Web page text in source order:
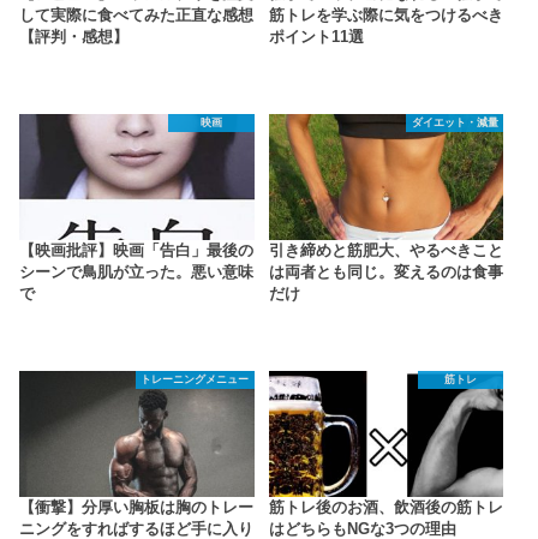
して実際に食べてみた正直な感想
【評判・感想】
筋トレを学ぶ際に気をつけるべき
ポイント11選
映画
【映画批評】映画「告白」最後の
シーンで鳥肌が立った。悪い意味
で
ダイエット・減量
引き締めと筋肥大、やるべきこと
は両者とも同じ。変えるのは食事
だけ
トレーニングメニュー
【衝撃】分厚い胸板は胸のトレー
ニングをすればするほど手に入り
筋トレ
筋トレ後のお酒、飲酒後の筋トレ
はどちらもNGな3つの理由